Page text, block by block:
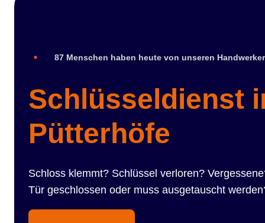
87 Menschen haben heute von unseren
Schlüsseldienst
Pütterhöfe
Schloss klemmt? Schlüssel verloren?
Tür geschlossen oder muss ausgetauscht